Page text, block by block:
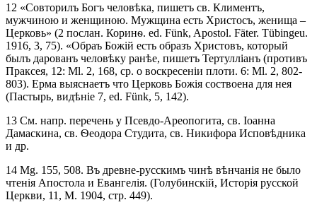
12 «Совторилъ Богъ человѣка, пишетъ св. Климентъ,
мужчиною и женщиною. Мужщина есть Христосъ, женища –
Церковь» (2 послан. Коринѳ. ed. Fünk, Apostol. Fäter. Tübingeu.
1916, 3, 75). «Обраъ Божій есть образъ Христовъ, который
былъ дарованъ человѣку ранѣе, пишетъ Тертулліанъ (противъ
Праксея, 12: Ml. 2, 168, ср. о воскресеніи плоти. 6: Ml. 2, 802-
803). Ерма выяснаетъ что Церковь Божія соствоена для нея
(Пастырь, видѣніе 7, ed. Fünk, 5, 142).
13 См. напр. перечень у Псевдо-Ареопогита, св. Іоанна
Дамаскина, св. Ѳеодора Студита, св. Никифора Исповѣдника
и др.
14 Mg. 155, 508. Въ древне-русскимъ чинѣ вѣнчанія не было
чтенія Апостола и Евангелія. (Голубинскій, Исторія русской
Церкви, 11, М. 1904, стр. 449).